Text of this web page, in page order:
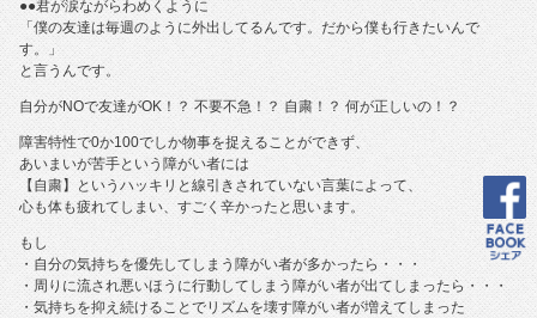
●●君が涙ながらわめくように
「僕の友達は毎週のように外出してるんです。だから僕も行きたいんで
す。」
と言うんです。
自分がNOで友達がOK！？ 不要不急！？ 自粛！？ 何が正しいの！？
障害特性で0か100でしか物事を捉えることができず、
あいまいが苦手という障がい者には
【自粛】というハッキリと線引きされていない言葉によって、
心も体も疲れてしまい、すごく辛かったと思います。
もし
・自分の気持ちを優先してしまう障がい者が多かったら・・・
・周りに流され悪いほうに行動してしまう障がい者が出てしまったら・・・
・気持ちを抑え続けることでリズムを壊す障がい者が増えてしまった